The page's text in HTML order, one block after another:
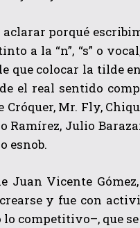
porqué
a la “n”, “s” o
que colocar la tilde
el real sentido
Cróquer, Mr. Fly,
Ramírez, Julio
esnob.
Juan Vicente
y fue con
competitivo–, que